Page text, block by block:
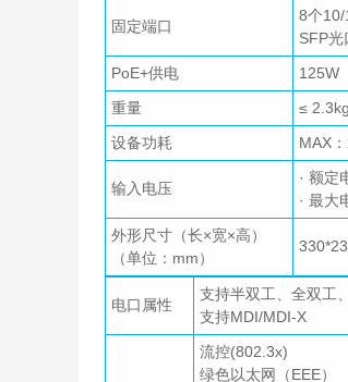
固定端口
8个
SFP光
PoE+供电
125W
重量
≤ 2.3kg
设备功耗
MAX
输入电压
· 额定
· 最大
外形尺寸（长×宽×高）
（单位：mm）
电口属性
支持半双工、全双工
支持MDI/MDI-X
流控(802.3x)
绿色以太网（EEE）